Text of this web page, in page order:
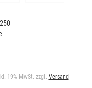
19% MwSt. zzgl. Versand